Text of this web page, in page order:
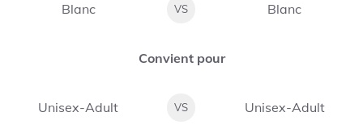
Blanc VS Blanc
Convient pour
Unisex-Adult VS Unisex-Adult